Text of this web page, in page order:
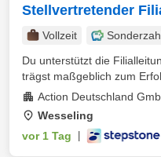
Stellvertretender
Vollzeit
Du unterstützt die
trägst maßgeblich zum
Action Deutschland
Wesseling
vor 1 Tag